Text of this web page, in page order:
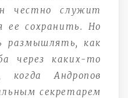
честно служит
сохранить. Но
размышлять, как
через каких-то
когда Андропов
секретарем